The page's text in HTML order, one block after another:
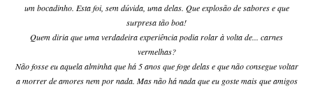
um bocadinho. Esta foi, sem dúvida, uma delas. Que explosão de sabores e que
surpresa tão boa!
Quem diria que uma verdadeira experiência podia rolar à volta de... carnes
vermelhas?
Não fosse eu aquela alminha que há 5 anos que foge delas e que não consegue voltar
a morrer de amores nem por nada. Mas não há nada que eu goste mais que amigos